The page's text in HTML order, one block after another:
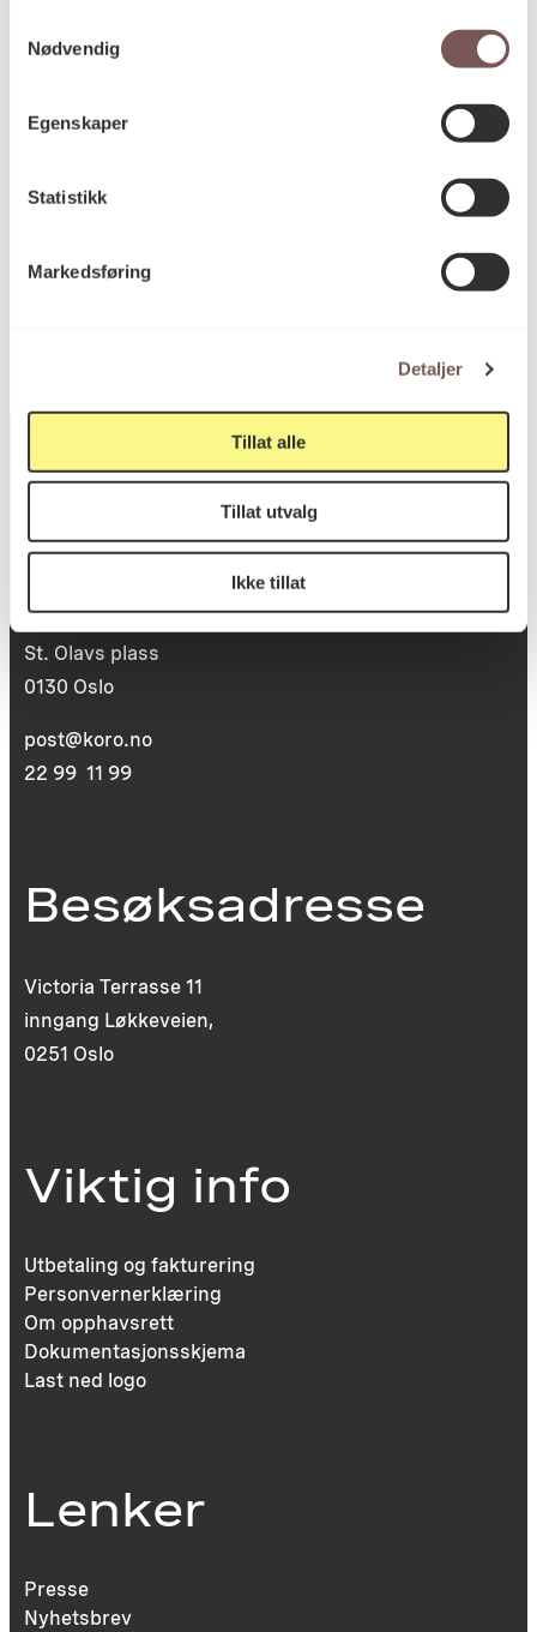
Nødvendig
Egenskaper
Statistikk
Markedsføring
Detaljer
Tillat alle
Tillat utvalg
Ikke tillat
Mål
Reference
Postadresse
Postboks 6994
St. Olavs plass
0130 Oslo
post@koro.no
22 99 11 99
Besøksadresse
Victoria Terrasse 11
inngang Løkkeveien,
0251 Oslo
Viktig info
Utbetaling og fakturering
Personvernerklæring
Om opphavsrett
Dokumentasjonsskjema
Last ned logo
Lenker
Presse
Nyhetsbrev